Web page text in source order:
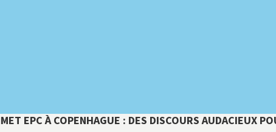
EPC À COPENHAGUE : DES DISCOURS AUDACIEUX